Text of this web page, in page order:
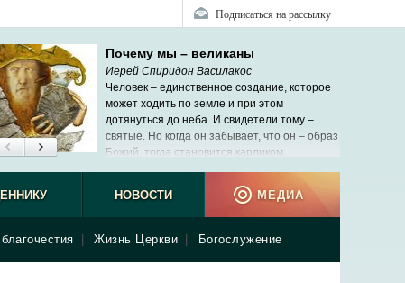
Подписаться на рассылку
Почему мы – великаны
Иерей Спиридон Василакос
Человек – единственное создание, которое
может ходить по земле и при этом
дотянуться до неба. И свидетели тому –
святые. Но когда он забывает, что он – образ
Божий, тогда становится карликом.
Жизнь Церкви Богослужение
НОВОСТИ МЕДИА